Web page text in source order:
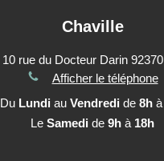
Chaville
10 rue du Docteur Darin 92370
Afficher le téléphone
Du Lundi au Vendredi de 8hà
Le Samedi de 9h à 18h